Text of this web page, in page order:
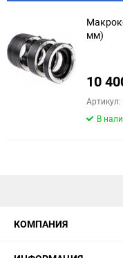
мм)
10
Артикул:
В
КОМПАНИЯ